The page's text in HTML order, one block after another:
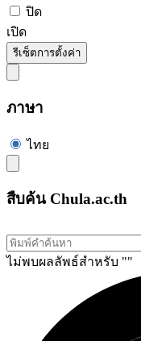
ปิด
เปิด
รีเซ็ตการตั้งค่า
ภาษา
ไทย
สืบค้น Chula.ac.th
ไม่พบผลลัพธ์สำหรับ ""